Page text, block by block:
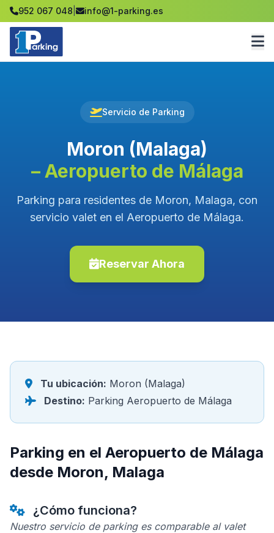
952 067 048 info@1-parking.es
Servicio de Parking
Moron (Malaga)
– Aeropuerto de Málaga
Parking para residentes de Moron, Malaga, con
servicio valet en el Aeropuerto de Málaga.
Reservar Ahora
Tu ubicación: Moron (Malaga)
Destino: Parking Aeropuerto de Málaga
Parking en el Aeropuerto de Málaga
desde Moron, Malaga
¿Cómo funciona?
Nuestro servicio de parking es comparable al valet